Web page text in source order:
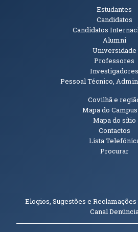
Estudantes
Candidatos
Candidatos
Alumni
Universidade
Professores
Investigadores
Pessoal Técnico,
InformaçõesCovilhã e
Mapa do
Mapa do sítio
Contactos
Lista
Procurar
Elogios, Sugestões e Reclamações
Canal